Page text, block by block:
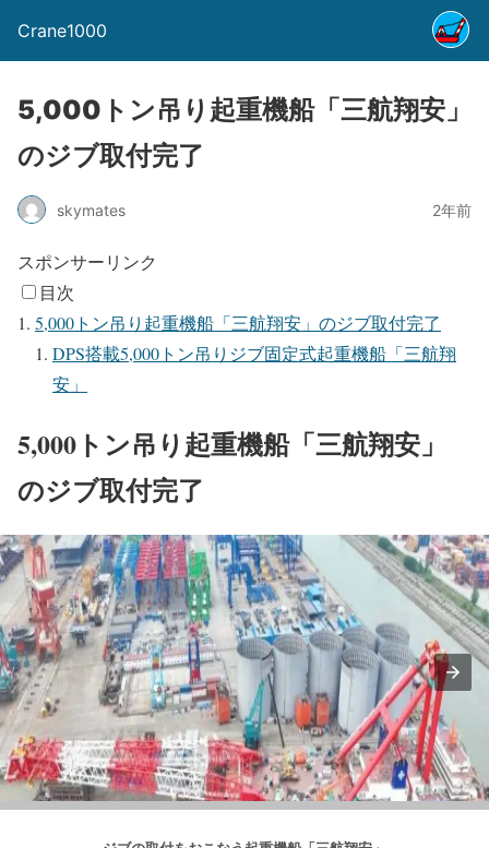
Crane1000
5,000トン吊り起重機船「三航翔安」
のジブ取付完了
skymates 2年前
スポンサーリンク
目次
5,000トン吊り起重機船「三航翔安」のジブ取付完了
DPS搭載5,000トン吊りジブ固定式起重機船「三航翔
安」
5,000トン吊り起重機船「三航翔安」
のジブ取付完了